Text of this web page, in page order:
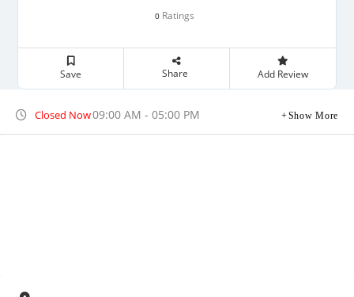
0 Ratings
Save Share Add Review
Closed Now09:00 AM - 05:00 PM Show More